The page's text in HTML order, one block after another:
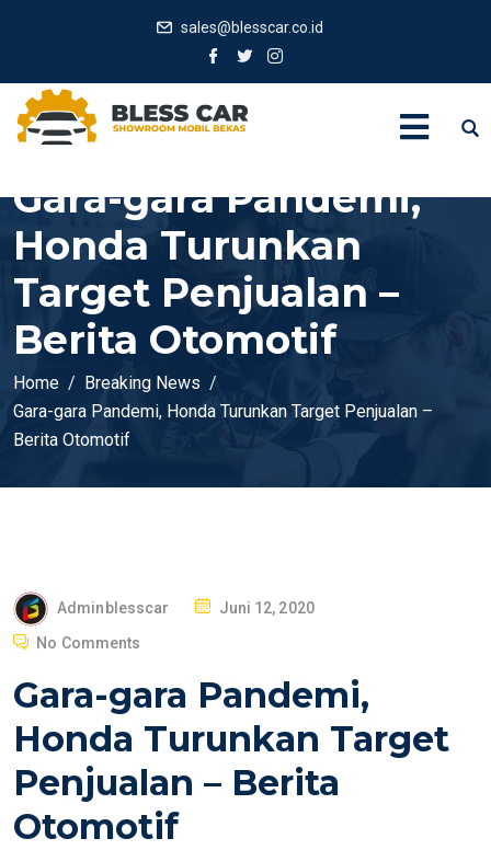
sales@blesscar.co.id
Gara-gara Pandemi,
Honda Turunkan
Target Penjualan –
Berita Otomotif
Home
Breaking News
Gara-gara Pandemi, Honda Turunkan Target Penjualan –
Berita Otomotif
Adminblesscar
T
D
Juni 12, 2020
No Comments
Gara-gara Pandemi,
Honda Turunkan Target
Penjualan – Berita
Otomotif